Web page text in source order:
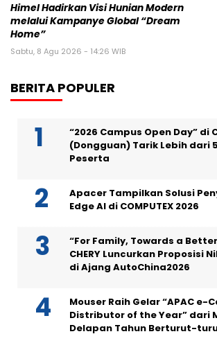
Himel Hadirkan Visi Hunian Modern
melalui Kampanye Global “Dream
Home”
Sabtu, 8 Agu 2026 - 14:26 WIB
BERITA POPULER
“2026 Campus Open Day” di
(Dongguan) Tarik Lebih dari
Peserta
Apacer Tampilkan Solusi
Edge AI di COMPUTEX 2026
“For Family, Towards a
CHERY Luncurkan Proposisi
di Ajang AutoChina2026
Mouser Raih Gelar “APAC e-
Distributor of the Year” dari
Delapan Tahun Berturut-